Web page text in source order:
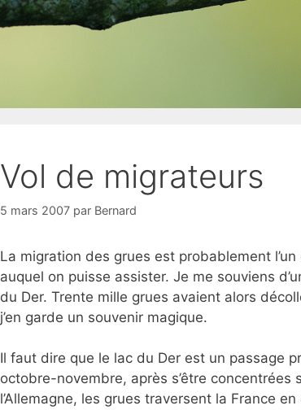
Vol de migrateurs
5 mars 2007 par Bernard
La migration des grues est probablement
auquel on puisse assister. Je me souviens
du Der. Trente mille grues avaient alors
j’en garde un souvenir magique.
Il faut dire que le lac du Der est un passage
octobre-novembre, après s’être concentrées
l’Allemagne, les grues traversent la France